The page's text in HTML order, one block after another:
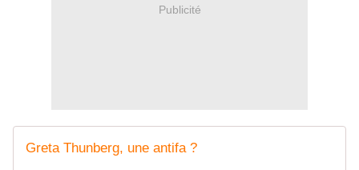
Publicité
Greta Thunberg, une antifa ?